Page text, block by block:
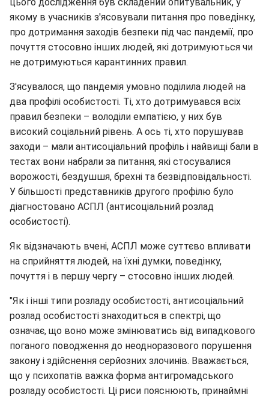
якому в учасників з'ясовували питання про поведінку,
про дотримання заходів безпеки під час пандемії, про
почуття стосовно інших людей, які дотримуються чи
не дотримуються карантинних правил.
З'ясувалося, що пандемія умовно поділила людей на
два профілі особистості. Ті, хто дотримувався всіх
правил безпеки – володіли емпатією, у них був
високий соціальний рівень. А ось ті, хто порушував
заходи – мали антисоціальний профіль і найвищі бали в
тестах вони набрали за питання, які стосувалися
ворожості, бездушшя, брехні та безвідповідальності.
У більшості представників другого профілю було
діагностовано АСПЛ (антисоціальний розлад
особистості).
Як відзначають вчені, АСПЛ може суттєво впливати
на сприйняття людей, на їхні думки, поведінку,
почуття і в першу чергу – стосовно інших людей.
"Як і інші типи розладу особистості, антисоціальний
розлад особистості знаходиться в спектрі, що
означає, що воно може змінюватись від випадкового
поганого поводження до неодноразового порушення
закону і здійснення серйозних злочинів. Вважається,
що у психопатів важка форма антигромадського
розладу особистості. Ці риси пояснюють, принаймні